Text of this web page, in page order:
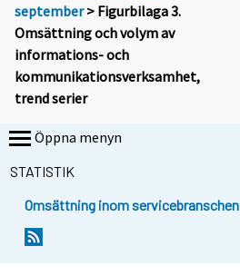
september> Figurbilaga 3.
Omsättning och volym av
informations- och
kommunikationsverksamhet,
trend serier
Öppna menyn
STATISTIK
Omsättning inom servicebranschen